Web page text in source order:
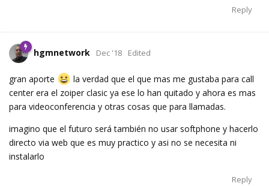
Reply
hgmnetwork Dec '18 Edited
gran aporte
la verdad que el que mas me gustaba para call
center era el zoiper clasic ya ese lo han quitado y ahora es mas
para videoconferencia y otras cosas que para llamadas.
imagino que el futuro será también no usar softphone y hacerlo
directo via web que es muy practico y asi no se necesita ni
instalarlo
Reply